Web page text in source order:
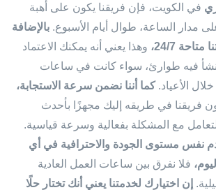
في الكويت، فإن فريقنا يكون على أهبة
مدار الساعة، طوال أيام الأسبوع. بالإضافة
24/7،
وهذا يعني أنه يمكنك الاعتماد
فيه طوارئ، سواء كانت في ساعات
الأعياد.كما أننا نضمن سرعة الاستجابة،
فريقنا في طريقه إليك مجهزًا بأحدث
للتعامل مع المشكلة بفعالية وسرعة قياسية.
نفس مستوى الجودة والاحترافية في أي
فلا نفرق بين ساعات العمل العادية
إن اختيارك لخدمتنا يعني أنك تختار حلًا